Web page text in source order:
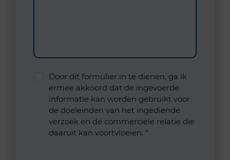
Door dit formulier in te dienen, ga ik
ermee akkoord dat de ingevoerde
informatie kan worden gebruikt voor
de doeleinden van het ingediende
verzoek en de commerciële relatie die
daaruit kan voortvloeien. *